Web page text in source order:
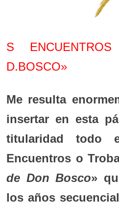
S
D.BOSCO»
Me resulta
insertar en esta
titularidad todo
Encuentros o
de Don Bosco»
los años